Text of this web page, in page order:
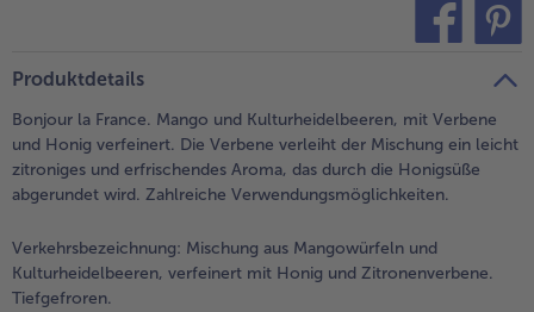
alle Kuchen & Torten
Süßspeisen
alle Süßspeisen
Obst
Wein & Spirituosen
alle bofrost*free
bofrost*high Protein
alle bofrost*high Protein
bofrost*plus.
Produktdetails
Bonjour la France. Mango und Kulturheidelbeeren, mit Verbene
und Honig verfeinert. Die Verbene verleiht der Mischung ein leicht
zitroniges und erfrischendes Aroma, das durch die Honigsüße
abgerundet wird. Zahlreiche Verwendungsmöglichkeiten.
Verkehrsbezeichnung: Mischung aus Mangowürfeln und
Kulturheidelbeeren, verfeinert mit Honig und Zitronenverbene.
Tiefgefroren.